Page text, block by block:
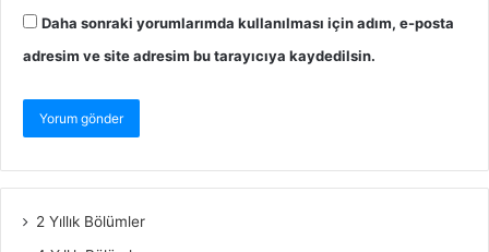
Daha sonraki yorumlarımda kullanılması için adım, e-posta
adresim ve site adresim bu tarayıcıya kaydedilsin.
2 Yıllık Bölümler